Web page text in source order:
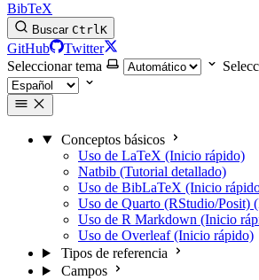
BibTeX
Buscar CtrlK
GitHub
Twitter
Seleccionar tema
Conceptos básicos
Uso de LaTeX (Inicio rápido)
Natbib (Tutorial detallado)
Uso de BibLaTeX (Inicio
Uso de Quarto (RStudio/Posit)
Uso de R Markdown (Inicio
Uso de Overleaf (Inicio rápido)
Tipos de referencia
Campos